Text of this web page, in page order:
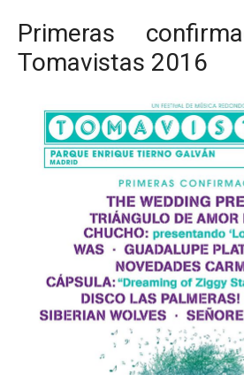
Primeras
Tomavistas 2016